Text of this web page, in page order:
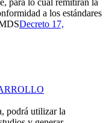
para lo cual remitirán la
a los estándares
Decreto 17,
podrá utilizar la